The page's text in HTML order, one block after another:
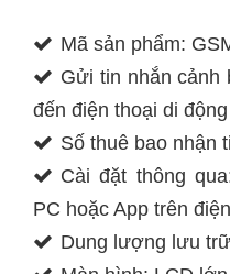
Mã sản phẩm:
Gửi tin nhắn cảnh
đến điện thoại di động
Số thuê bao nhận
Cài đặt thông
PC hoặc App trên
Dung lượng lưu